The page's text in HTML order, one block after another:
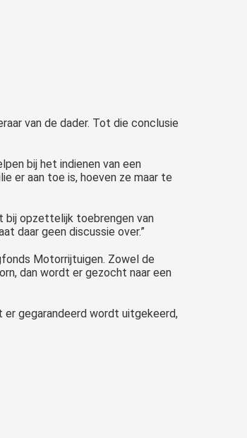
van de dader. Tot die conclusie
bij het indienen van een
er aan toe is, hoeven ze maar te
bij opzettelijk toebrengen van
daar geen discussie over.”
Motorrijtuigen. Zowel de
dan wordt er gezocht naar een
er gegarandeerd wordt uitgekeerd,